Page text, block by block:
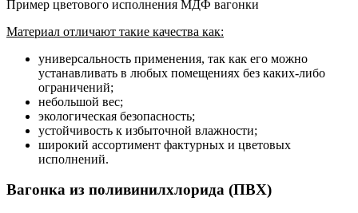
Пример цветового исполнения МДФ вагонки
Материал отличают такие качества как:
универсальность применения, так как его можно
устанавливать в любых помещениях без каких-либо
ограничений;
небольшой вес;
экологическая безопасность;
устойчивость к избыточной влажности;
широкий ассортимент фактурных и цветовых
исполнений.
Вагонка из поливинилхлорида (ПВХ)